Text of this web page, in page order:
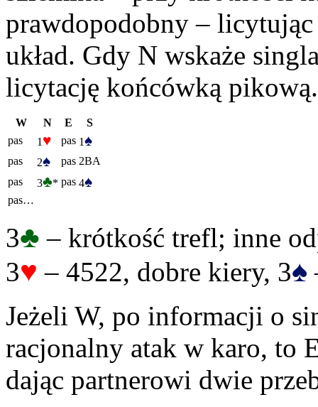
prawdopodobny –
układ. Gdy N wskaże
licytację końcówką pikową.
W N E
S
pas
1 ♥ pas 1♠
pas 2♠ pas 2BA
pas
3♣* pas 4♠
pas…
3♣ – krótkość trefl; inne
3♥ – 4522, dobre kiery, 3♠
Jeżeli W, po informacji o
racjonalny atak w karo, to
dając partnerowi dwie